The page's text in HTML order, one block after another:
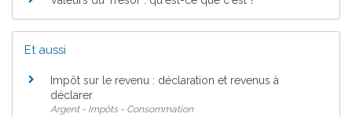
Et aussi
Impôt sur le revenu : déclaration et revenus à
déclarer
Argent - Impôts - Consommation